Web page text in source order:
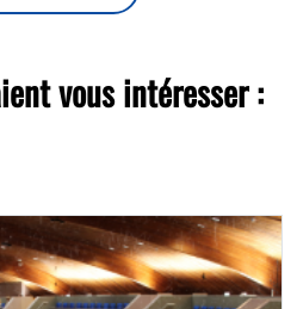
vous intéresser :